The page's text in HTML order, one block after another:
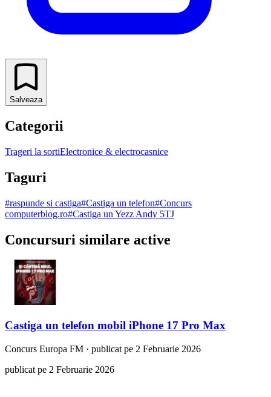
Salveaza
Categorii
Trageri la sortiElectronice & electrocasnice
Taguri
#raspunde si castiga#Castiga un telefon#Concurs
computerblog.ro#Castiga un Yezz Andy 5TJ
Concursuri similare active
Castiga un telefon mobil iPhone 17 Pro Max
Concurs Europa FM · publicat pe 2 Februarie 2026
publicat pe 2 Februarie 2026